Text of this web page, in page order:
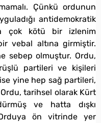
Çünkü ordunun
antidemokratik
çok kötü bir izlenim
vebal altına girmiştir.
sebep olmuştur. Ordu,
partileri ve kişileri
yine hep sağ partileri,
tarihsel olarak Kürt
ve hatta dışkı
ön vitrinde yer